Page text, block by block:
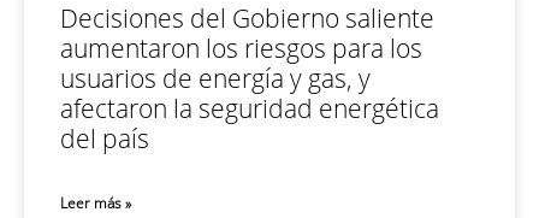
Decisiones del Gobierno saliente
aumentaron los riesgos para los
usuarios de energía y gas, y
afectaron la seguridad energética
del país
Leer más »